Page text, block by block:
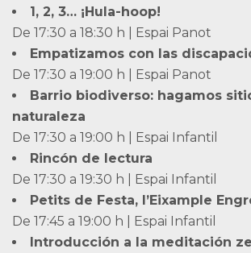
1, 2, 3… ¡Hula-hoop!
De 17:30 a 18:30 h | Espai Panot
Empatizamos con las
De 17:30 a 19:00 h | Espai Panot
Barrio biodiverso: hagamos
naturaleza
De 17:30 a 19:00 h | Espai Infantil
Rincón de lectura
De 17:30 a 19:30 h | Espai Infantil
Petits de Festa, l’Eixample
De 17:45 a 19:00 h | Espai Infantil
Introducción a la meditación